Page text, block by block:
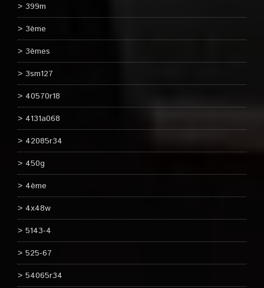
399m
3ème
3èmes
3sm127
40570r18
4131a068
42085r34
450g
4ème
4x48w
5143-4
525-67
54065r34